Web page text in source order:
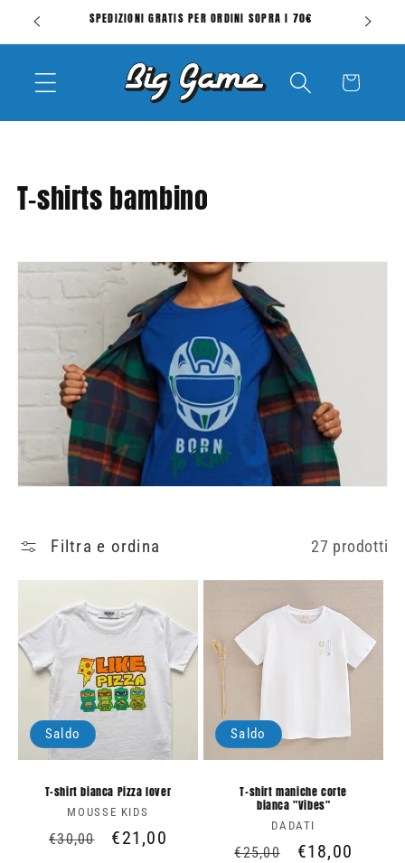
direttamente
ai contenuti
SPEDIZIONI GRATIS PER ORDINI SOPRA I 70€
Carrello
C
l
l
e
z
i
o
n
:
T-shirts bambino
Filtra e ordina 27 prodotti
Saldo
T-shirt bianca Pizza lover
Produttore:
MOUSSE KIDS
Prezzo
€30,00
Prezzo
€21,00
Saldo
T-shirt maniche corte
bianca "Vibes"
Produttore:
DADATI
Prezzo
€25,00
Prezzo
€18,00